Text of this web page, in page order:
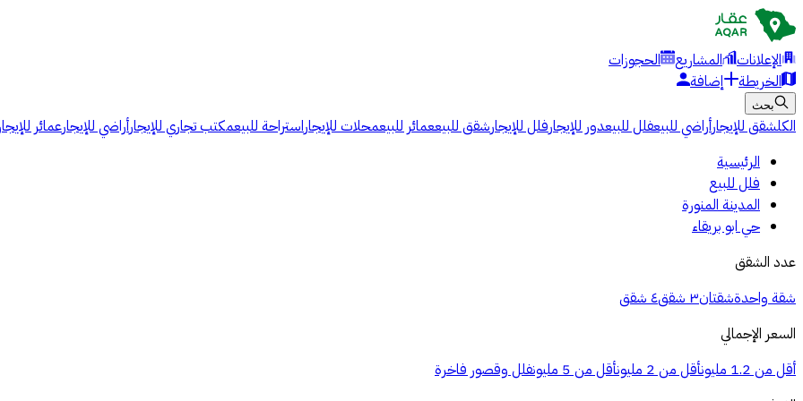
الإعلانات المشاريع
الحجوزات
الخريطة
إضافة
بحث
الكلشقق للإيجارأراضي للبيعفلل للبيعدور للإيجارفلل للإيجارشقق للبيععمائر للبيعمحلات للإيجاراستراحة للبيعمكتب تجاري للإيجارأراضي للإيجارعمائر للإيجار
الرئيسية
فلل للبيع
المدينة المنورة
حي ابو بريقاء
عدد الشقق
شقة واحدةشقتان٣ شقق
٤ شقق
السعر الإجمالي
أقل من 1.2 مليون
أقل من 2 مليون أقل من 5 مليون
فلل وقصور فاخرة